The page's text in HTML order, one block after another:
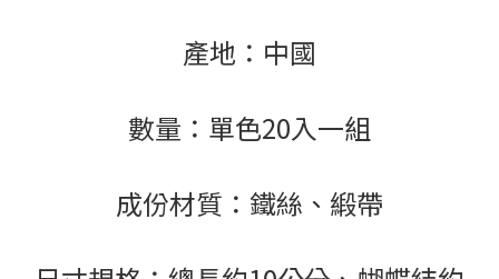
產地：中國
數量：單色20入一組
成份材質：鐵絲、緞帶